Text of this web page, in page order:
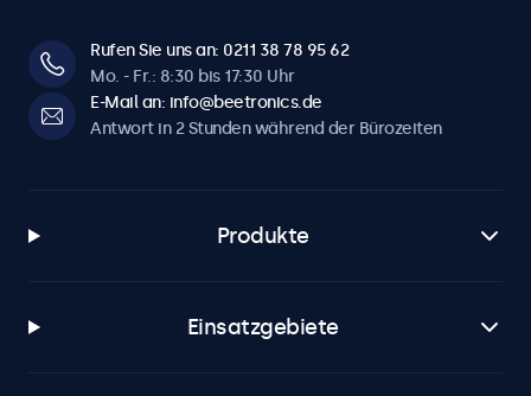
Rufen Sie uns an: 0211 38 78 95 62
Mo. - Fr.: 8:30 bis 17:30 Uhr
E-Mail an: info@beetronics.de
Antwort in 2 Stunden während der Bürozeiten
Produkte
Einsatzgebiete